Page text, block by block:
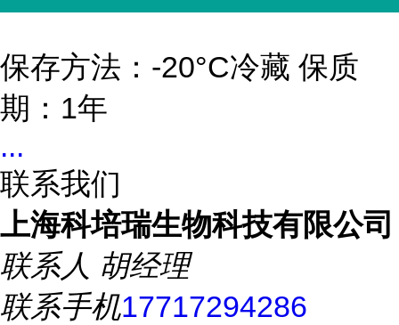
保存方法：-20°C冷藏 保质
期：1年
...
联系我们
上海科培瑞生物科技有限公司
联系人 胡经理
联系手机17717294286